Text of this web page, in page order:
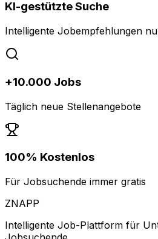
KI-gestützte Suche
Intelligente Jobempfehlungen
+10.000 Jobs
Täglich neue Stellenangebote
100% Kostenlos
Für Jobsuchende immer gratis
ZNAPP
Intelligente Job-Plattform für